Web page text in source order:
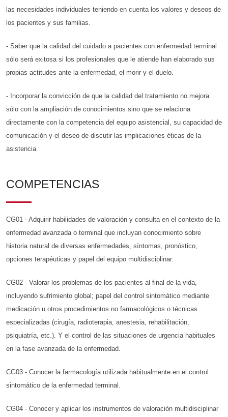
las necesidades individuales teniendo en cuenta los valores y deseos de
los pacientes y sus familias.
- Saber que la calidad del cuidado a pacientes con enfermedad terminal
sólo será exitosa si los profesionales que le atiende han elaborado sus
propias actitudes ante la enfermedad, el morir y el duelo.
- Incorporar la convicción de que la calidad del tratamiento no mejora
sólo con la ampliación de conocimientos sino que se relaciona
directamente con la competencia del equipo asistencial, su capacidad de
comunicación y el deseo de discutir las implicaciones éticas de la
asistencia.
COMPETENCIAS
CG01 - Adquirir habilidades de valoración y consulta en el contexto de la
enfermedad avanzada o terminal que incluyan conocimiento sobre
historia natural de diversas enfermedades, síntomas, pronóstico,
opciones terapéuticas y papel del equipo multidisciplinar.
CG02 - Valorar los problemas de los pacientes al final de la vida,
incluyendo sufrimiento global; papel del control sintomático mediante
medicación u otros procedimientos no farmacológicos o técnicas
especializadas (cirugía, radioterapia, anestesia, rehabilitación,
psiquiatría, etc.). Y el control de las situaciones de urgencia habituales
en la fase avanzada de la enfermedad.
CG03 - Conocer la farmacología utilizada habitualmente en el control
sintomático de la enfermedad terminal.
CG04 - Conocer y aplicar los instrumentos de valoración multidisciplinar